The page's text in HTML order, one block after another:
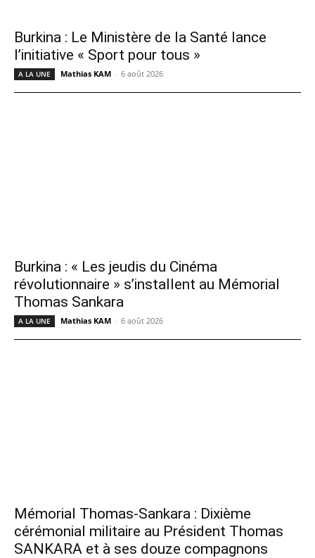
Burkina : Le Ministère de la Santé lance
l’initiative « Sport pour tous »
A LA UNE Mathias KAM - 6 août 2026
Burkina : « Les jeudis du Cinéma
révolutionnaire » s’installent au Mémorial
Thomas Sankara
A LA UNE Mathias KAM - 6 août 2026
Mémorial Thomas-Sankara : Dixième
cérémonial militaire au Président Thomas
SANKARA et à ses douze compagnons